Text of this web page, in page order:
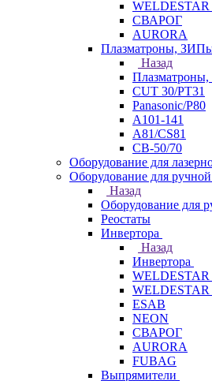
СВАРОГ
AURORA
Плазматроны,
Назад
CUT 30/PT31
Panasonic/P80
А101-141
А81/CS81
СВ-50/70
Оборудование для
Оборудование для
Назад
Оборудование для
Реостаты
Инвертора
Назад
Инвертора
WELDESTAR
ESAB
NEON
СВАРОГ
AURORA
FUBAG
Выпрямители